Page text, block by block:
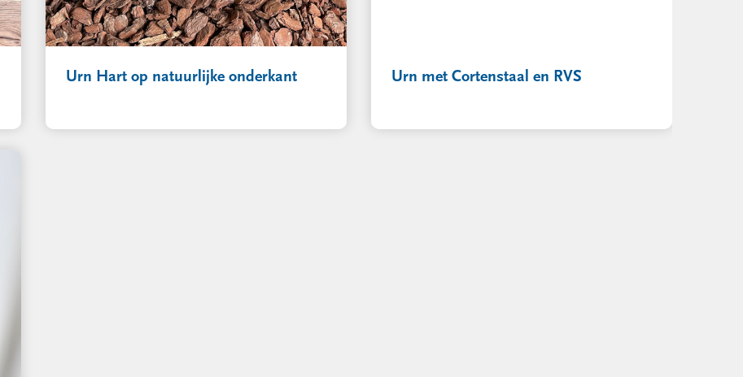
Urn Hart op natuurlijke onderkant Urn met Cortenstaal en RVS